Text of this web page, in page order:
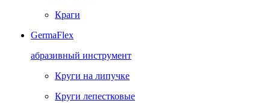
Краги
GermaFlex
абразивный инструмент
Круги на липучке
Круги лепестковые